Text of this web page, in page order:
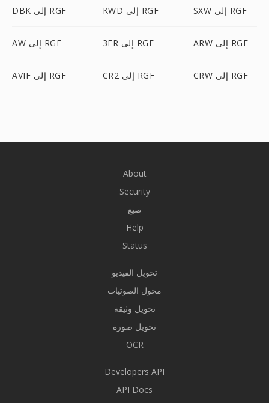
DBK إلى RGF KWD إلى RGF SXW إلى RGF
AW إلى RGF 3FR إلى RGF ARW إلى RGF
AVIF إلى RGF CR2 إلى RGF CRW إلى RGF
About
Security
صيغ
Help
Status
تحويل الفيديو
محول الصوتيات
تحويل وثيقة
تحويل صورة
OCR
Developers API
API Docs